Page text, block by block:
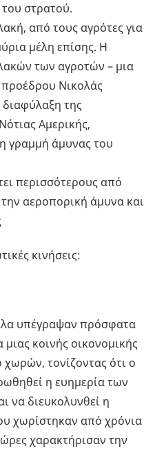
του στρατού.
από τους αγρότες για
μέλη επίσης. Η
των αγροτών – μια
Νικολάς
της
Αμερικής,
γραμμή άμυνας του
περισσότερους από
αεροπορική άμυνα και
κινήσεις:
υπέγραψαν πρόσφατα
κοινής οικονομικής
τονίζοντας ότι ο
η ευημερία των
να διευκολυνθεί η
χωρίστηκαν από χρόνια
χαρακτήρισαν την